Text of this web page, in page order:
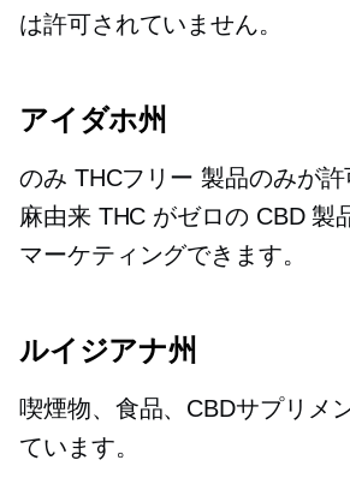
は許可されていません。
アイダホ州
のみ THCフリー 製品のみが許
麻由来THC がゼロの CBD 製
マーケティングできます。
ルイジアナ州
喫煙物、食品、CBDサプリメ
ています。